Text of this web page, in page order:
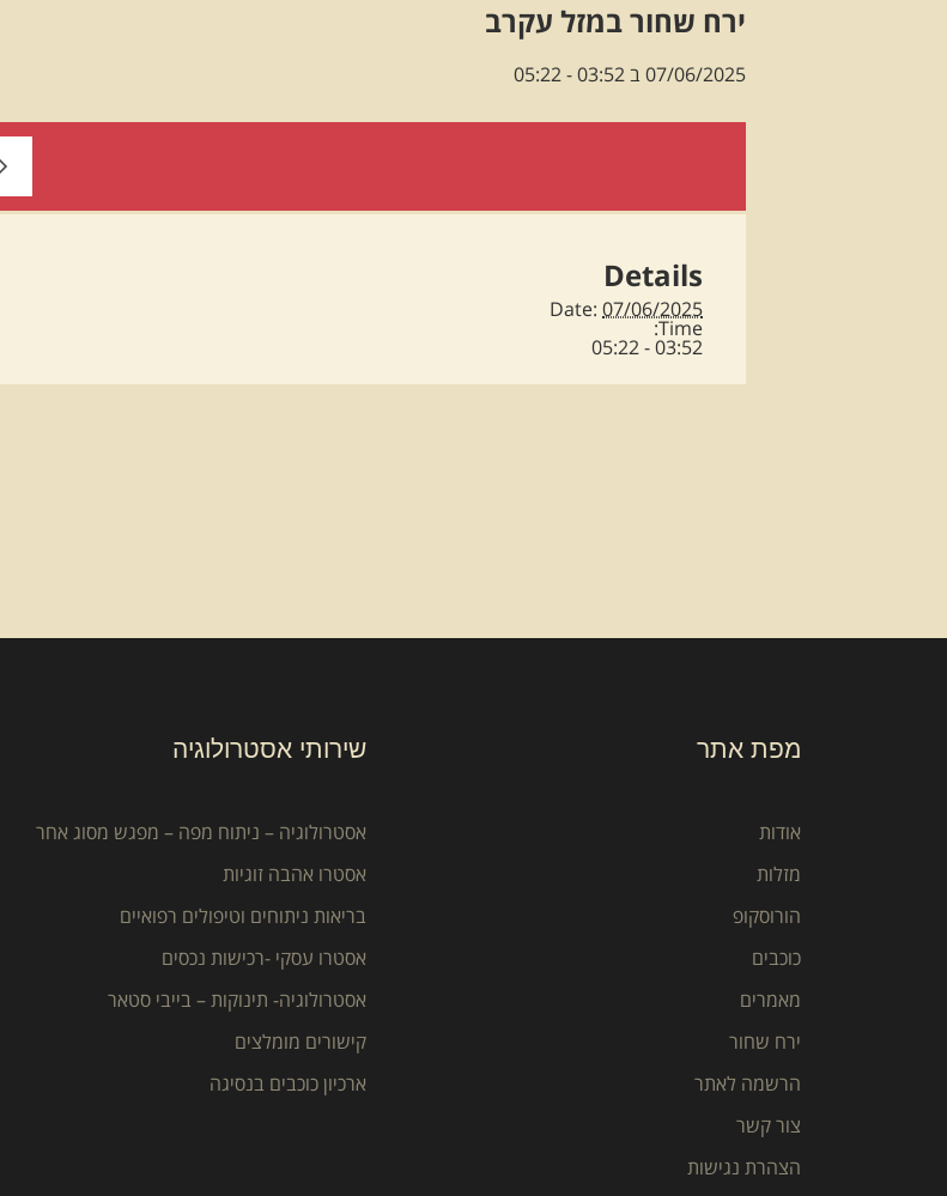
ירח שחור במזל עקרב
07/06/2025 ב 03:52 -
05:22
Details
Date: 07/06/2025
Time:
03:52 - 05:22
מפת אתר
אודות
מזלות
הורוסקופ
כוכבים
מאמרים
ירח שחור
הרשמה לאתר
צור קשר
הצהרת נגישות
שירותי אסטרולוגיה
אסטרולוגיה – ניתוח מפה – מפגש מסוג אחר
אסטרו אהבה זוגיות
בריאות ניתוחים וטיפולים רפואיים
אסטרו עסקי -רכישות נכסים
אסטרולוגיה- תינוקות – בייבי סטאר
קישורים מומלצים
ארכיון כוכבים בנסיגה